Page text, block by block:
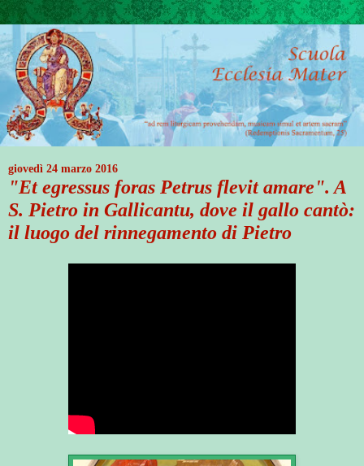
giovedì 24 marzo 2016
"Et egressus foras Petrus flevit amare". A
S. Pietro in Gallicantu, dove il gallo cantò:
il luogo del rinnegamento di Pietro